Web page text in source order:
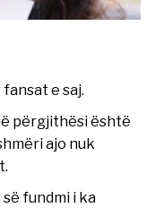
e saj.
përgjithësi është
ajo nuk
fundmi i ka